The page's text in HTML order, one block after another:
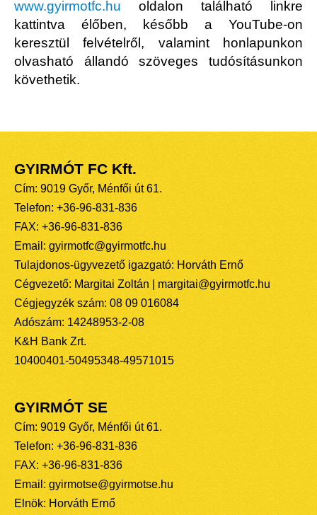
www.gyirmotfc.hu oldalon található linkre
kattintva élőben, később a YouTube-on
keresztül felvételről, valamint honlapunkon
olvasható állandó szöveges tudósításunkon
követhetik.
GYIRMÓT FC Kft.
Cím: 9019 Győr, Ménfői út 61.
Telefon: +36-96-831-836
FAX: +36-96-831-836
Email: gyirmotfc@gyirmotfc.hu
Tulajdonos-ügyvezető igazgató: Horváth Ernő
Cégvezető: Margitai Zoltán | margitai@gyirmotfc.hu
Cégjegyzék szám: 08 09 016084
Adószám: 14248953-2-08
K&H Bank Zrt.
10400401-50495348-49571015
GYIRMÓT SE
Cím: 9019 Győr, Ménfői út 61.
Telefon: +36-96-831-836
FAX: +36-96-831-836
Email: gyirmotse@gyirmotse.hu
Elnök: Horváth Ernő